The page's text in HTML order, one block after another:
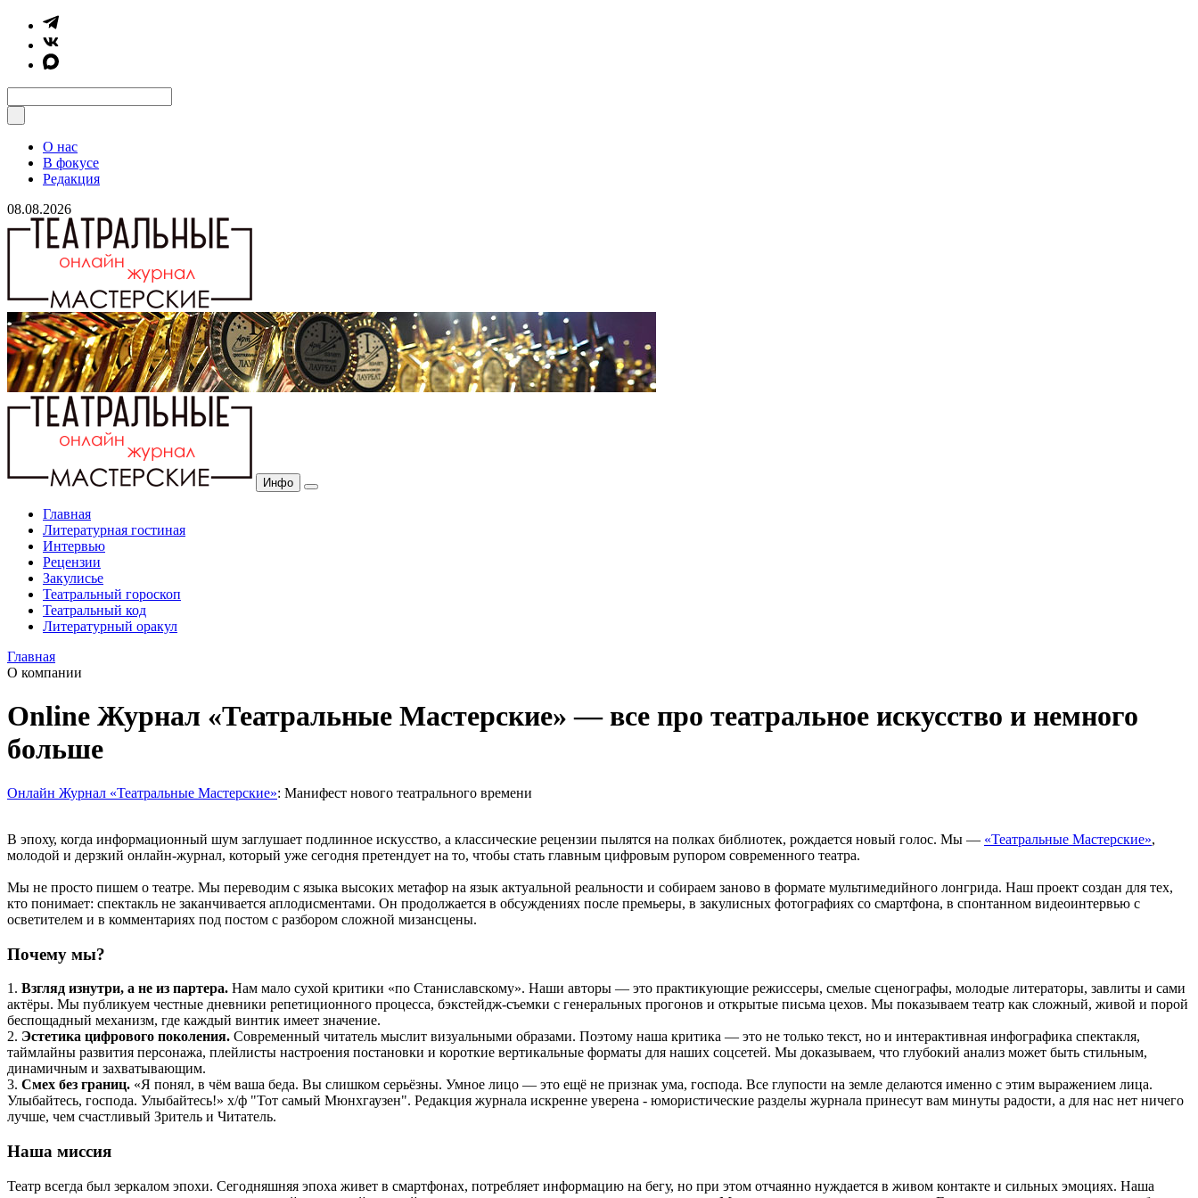
О нас
В фокусе
Редакция
08.08.2026
Инфо
Главная
Литературная гостиная
Интервью
Рецензии
Закулисье
Театральный гороскоп
Театральный код
Литературный оракул
Главная
О компании
Online Журнал «Театральные Мастерские» — все про театральное искусство и немного
больше
Онлайн Журнал «Театральные Мастерские»: Манифест нового театрального времени
В эпоху, когда информационный шум заглушает подлинное искусство, а классические рецензии пылятся на полках библиотек, рождается новый голос. Мы — «Театральные Мастерские»,
молодой и дерзкий онлайн-журнал, который уже сегодня претендует на то, чтобы стать главным цифровым рупором современного театра.
Мы не просто пишем о театре. Мы переводим с языка высоких метафор на язык актуальной реальности и собираем заново в формате мультимедийного лонгрида. Наш проект создан для тех,
кто понимает: спектакль не заканчивается аплодисментами. Он продолжается в обсуждениях после премьеры, в закулисных фотографиях со смартфона, в спонтанном видеоинтервью с
осветителем и в комментариях под постом с разбором сложной мизансцены.
Почему мы?
1. Взгляд изнутри, а не из партера. Нам мало сухой критики «по Станиславскому». Наши авторы — это практикующие режиссеры, смелые сценографы, молодые литераторы, завлиты и сами
актёры. Мы публикуем честные дневники репетиционного процесса, бэкстейдж-съемки с генеральных прогонов и открытые письма цехов. Мы показываем театр как сложный, живой и порой
беспощадный механизм, где каждый винтик имеет значение.
2. Эстетика цифрового поколения. Современный читатель мыслит визуальными образами. Поэтому наша критика — это не только текст, но и интерактивная инфографика спектакля,
таймлайны развития персонажа, плейлисты настроения постановки и короткие вертикальные форматы для наших соцсетей. Мы доказываем, что глубокий анализ может быть стильным,
динамичным и захватывающим.
3. Смех без границ. «Я понял, в чём ваша беда. Вы слишком серьёзны. Умное лицо — это ещё не признак ума, господа. Все глупости на земле делаются именно с этим выражением лица.
Улыбайтесь, господа. Улыбайтесь!» х/ф "Тот самый Мюнхгаузен". Редакция журнала искренне уверена - юмористические разделы журнала принесут вам минуты радости, а для нас нет ничего
лучше, чем счастливый Зритель и Читатель.
Наша миссия
Театр всегда был зеркалом эпохи. Сегодняшняя эпоха живет в смартфонах, потребляет информацию на бегу, но при этом отчаянно нуждается в живом контакте и сильных эмоциях. Наша